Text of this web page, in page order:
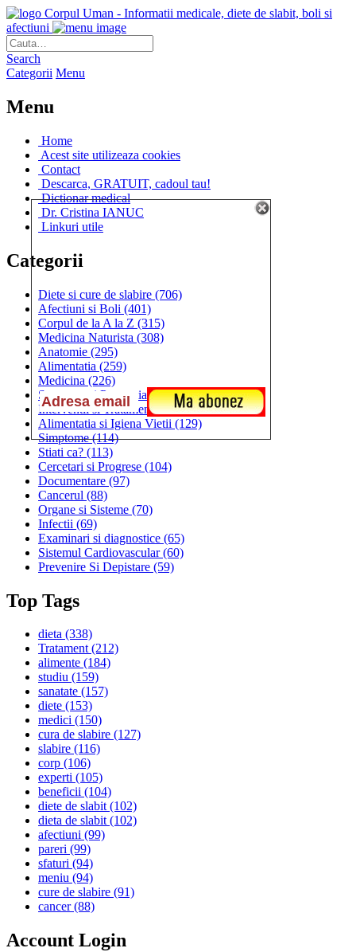
Corpul Uman - Informatii medicale, diete de slabit, boli si
afectiuni
Search
Categorii Menu
Menu
Home
Acest site utilizeaza cookies
Contact
Descarca, GRATUIT, cadoul tau!
Dictionar medical
Dr. Cristina IANUC
Linkuri utile
Categorii
Diete si cure de slabire (706)
Afectiuni si Boli (401)
Corpul de la A la Z (315)
Medicina Naturista (308)
Anatomie (295)
Alimentatia (259)
Medicina (226)
Sanatatea si Preventia(170)
Interventii si Tratamente(167)
Alimentatia si Igiena Vietii (129)
Simptome(114)
Stiati ca? (113)
Cercetari si Progrese (104)
Documentare (97)
Cancerul (88)
Organe si Sisteme (70)
Infectii (69)
Examinari si diagnostice (65)
Sistemul Cardiovascular(60)
Prevenire Si Depistare (59)
Top Tags
dieta (338)
Tratament(212)
alimente (184)
studiu (159)
sanatate (157)
diete (153)
medici (150)
cura de slabire (127)
slabire (116)
corp (106)
experti (105)
beneficii (104)
diete de slabit(102)
dieta de slabit(102)
afectiuni (99)
pareri (99)
sfaturi (94)
meniu (94)
cure de slabire (91)
cancer(88)
Account Login